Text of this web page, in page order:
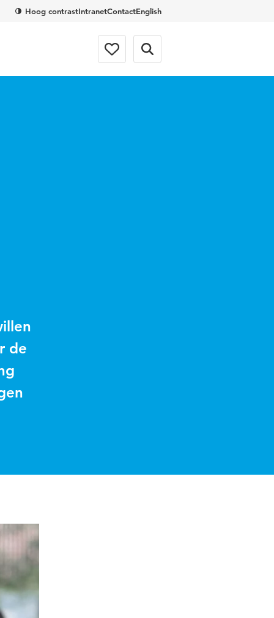
Hoog contrastIntranetContactEnglish
de